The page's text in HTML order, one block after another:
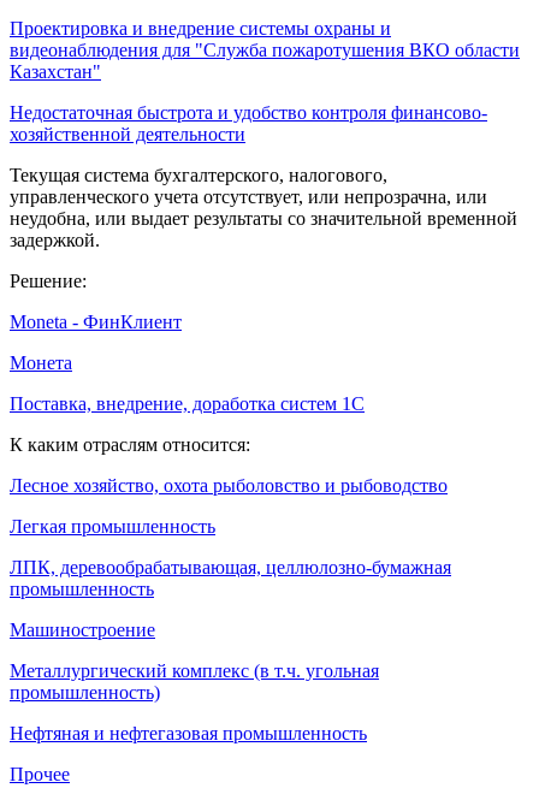
Проектировка и внедрение системы охраны и
видеонаблюдения для "Служба пожаротушения ВКО области
Казахстан"
Недостаточная быстрота и удобство контроля финансово-
хозяйственной деятельности
Текущая система бухгалтерского, налогового,
управленческого учета отсутствует, или непрозрачна, или
неудобна, или выдает результаты со значительной временной
задержкой.
Решение:
Moneta - ФинКлиент
Монета
Поставка, внедрение, доработка систем 1С
К каким отраслям относится:
Лесное хозяйство, охота рыболовство и рыбоводство
Легкая промышленность
ЛПК, деревообрабатывающая, целлюлозно-бумажная
промышленность
Машиностроение
Металлургический комплекс (в т.ч. угольная
промышленность)
Нефтяная и нефтегазовая промышленность
Прочее